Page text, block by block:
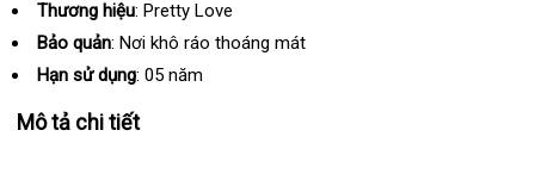
Thương hiệu: Pretty Love
Bảo quản: Nơi khô ráo thoáng mát
Hạn sử dụng: 05 năm
Mô tả chi tiết